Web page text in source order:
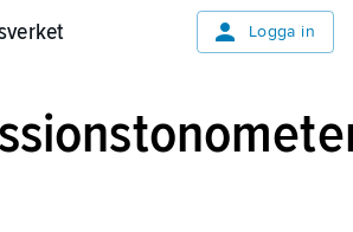
Logga in